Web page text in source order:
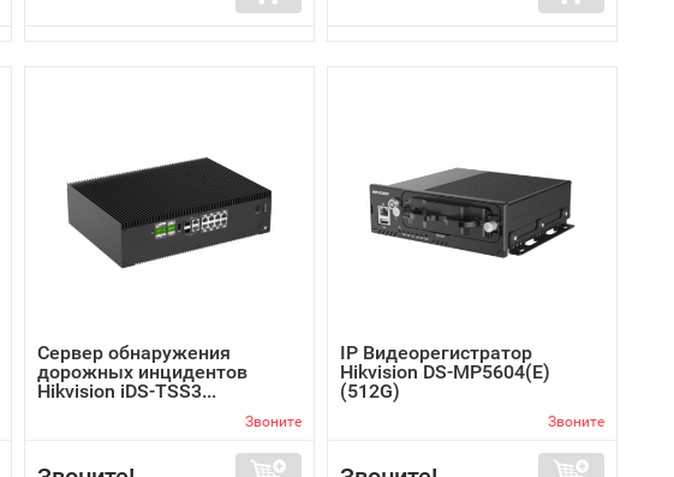
Сервер обнаружения
дорожных инцидентов
Hikvision iDS-TSS3...
Звоните
IP Видеорегистратор
Hikvision DS-MP5604(E)
(512G)
Звоните